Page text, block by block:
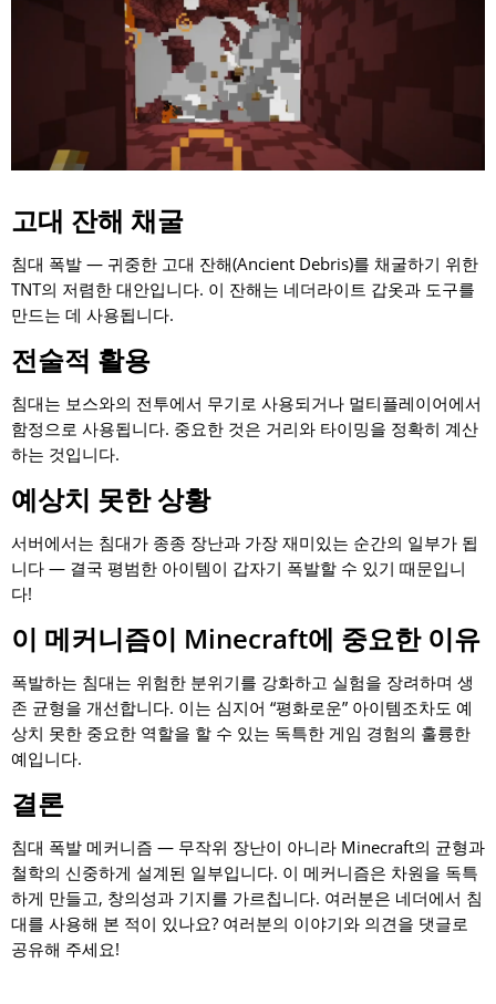
고대 잔해 채굴
침대 폭발 — 귀중한 고대 잔해(Ancient Debris)를 채굴하기 위한
TNT의 저렴한 대안입니다. 이 잔해는 네더라이트 갑옷과 도구를
만드는 데 사용됩니다.
전술적 활용
침대는 보스와의 전투에서 무기로 사용되거나 멀티플레이어에서
함정으로 사용됩니다. 중요한 것은 거리와 타이밍을 정확히 계산
하는 것입니다.
예상치 못한 상황
서버에서는 침대가 종종 장난과 가장 재미있는 순간의 일부가 됩
니다 — 결국 평범한 아이템이 갑자기 폭발할 수 있기 때문입니
다!
이 메커니즘이 Minecraft에 중요한 이유
폭발하는 침대는 위험한 분위기를 강화하고 실험을 장려하며 생
존 균형을 개선합니다. 이는 심지어 “평화로운” 아이템조차도 예
상치 못한 중요한 역할을 할 수 있는 독특한 게임 경험의 훌륭한
예입니다.
결론
침대 폭발 메커니즘 — 무작위 장난이 아니라 Minecraft의 균형과
철학의 신중하게 설계된 일부입니다. 이 메커니즘은 차원을 독특
하게 만들고, 창의성과 기지를 가르칩니다. 여러분은 네더에서 침
대를 사용해 본 적이 있나요? 여러분의 이야기와 의견을 댓글로
공유해 주세요!